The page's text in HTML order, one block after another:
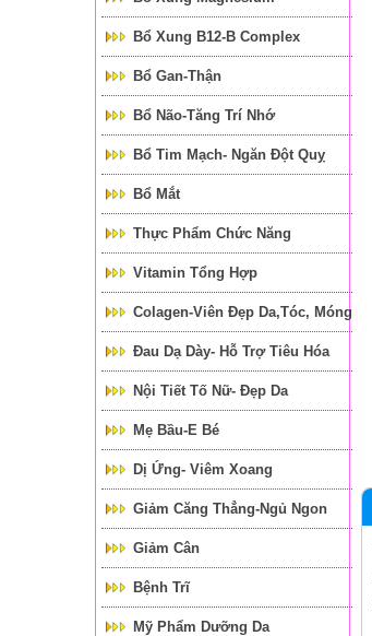
Bổ Xung B12-B Complex
Bổ Gan-Thận
Bổ Não-Tăng Trí Nhớ
Bổ Tim Mạch- Ngăn Đột Quỵ
Bổ Mắt
Thực Phẩm Chức Năng
Vitamin Tổng Hợp
Colagen-Viên Đẹp Da,tóc, Móng
Đau Dạ Dày- Hỗ Trợ Tiêu Hóa
Nội Tiết Tố Nữ- Đẹp Da
Mẹ Bầu-E Bé
Dị Ứng- Viêm Xoang
Giảm Căng Thẳng-Ngủ Ngon
Giảm Cân
Bệnh Trĩ
Mỹ Phẩm Dưỡng Da